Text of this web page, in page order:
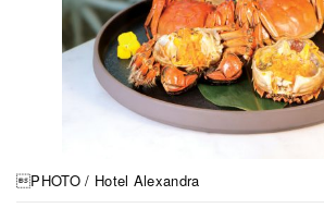
PHOTO / Hotel Alexandra